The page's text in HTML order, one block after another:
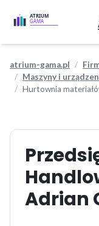
atrium-gama.pl
Maszyny i
Hurtownia
Adrian